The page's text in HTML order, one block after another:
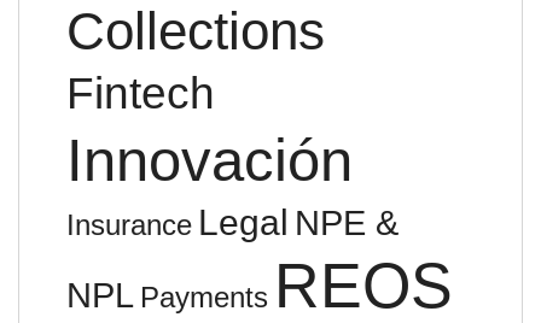
Collections
Fintech
Innovación
Insurance Legal NPE &
NPL Payments REOS